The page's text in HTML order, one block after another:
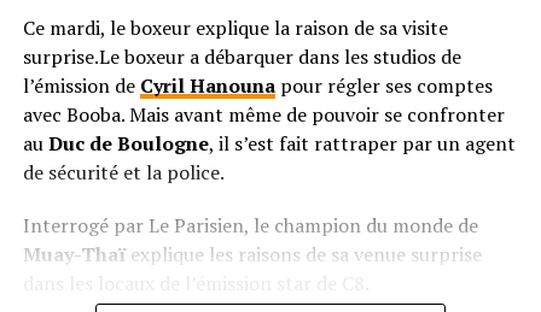
Ce mardi, le boxeur explique la raison de sa visite
surprise.Le boxeur a débarquer dans les studios de
l’émission de Cyril Hanounapour régler ses comptes
avec Booba. Mais avant même de pouvoir se confronter
auDuc de Boulogne, il s’est fait rattraper par un agent
de sécurité et la police.
Interrogé par Le Parisien, le champion du monde de
Muay-Thaïexplique les raisons de sa venue surprise